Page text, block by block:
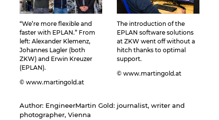
“We’re more flexible and
faster with EPLAN.” From
left: Alexander Klemenz,
Johannes Lagler (both
ZKW) and Erwin Kreuzer
(EPLAN).
© www.martingold.at
The introduction of the
EPLAN software solutions
at ZKW went off without a
hitch thanks to optimal
support.
© www.martingold.at
Author: EngineerMartin Gold: journalist, writer and
photographer, Vienna